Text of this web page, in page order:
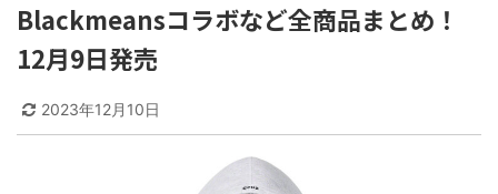
Blackmeansコラボなど全商品まとめ！
12月9日発売
2023年12月10日